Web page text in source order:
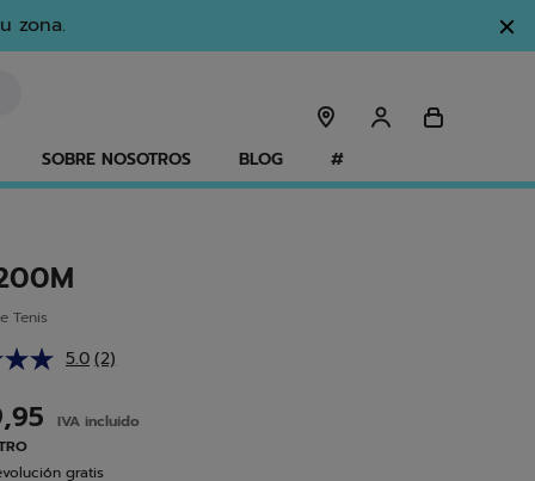
zona.
SOBRE NOSOTROS BLOG #
Tenis
5.0 Lea
Enlace
la
(2)
IVA incluido
gratis